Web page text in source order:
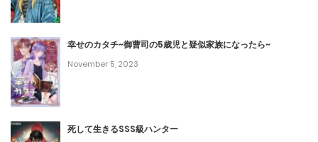
第73話
March 7, 2023
第72話
March 7, 2023
第71話
幸せのカタチ~御曹司の5歳児と疑似家族になったら~
November 5, 2023
死して生きるSSS級ハンター